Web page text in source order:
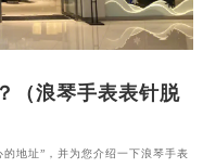
（浪琴手表表针脱
地址”，并为您介绍一下浪琴手表